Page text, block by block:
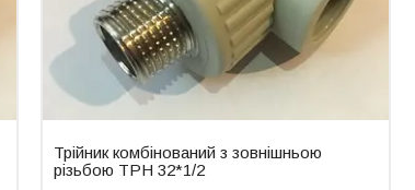
Трійник комбінований з зовнішньою
різьбою ТРН 32*1/2